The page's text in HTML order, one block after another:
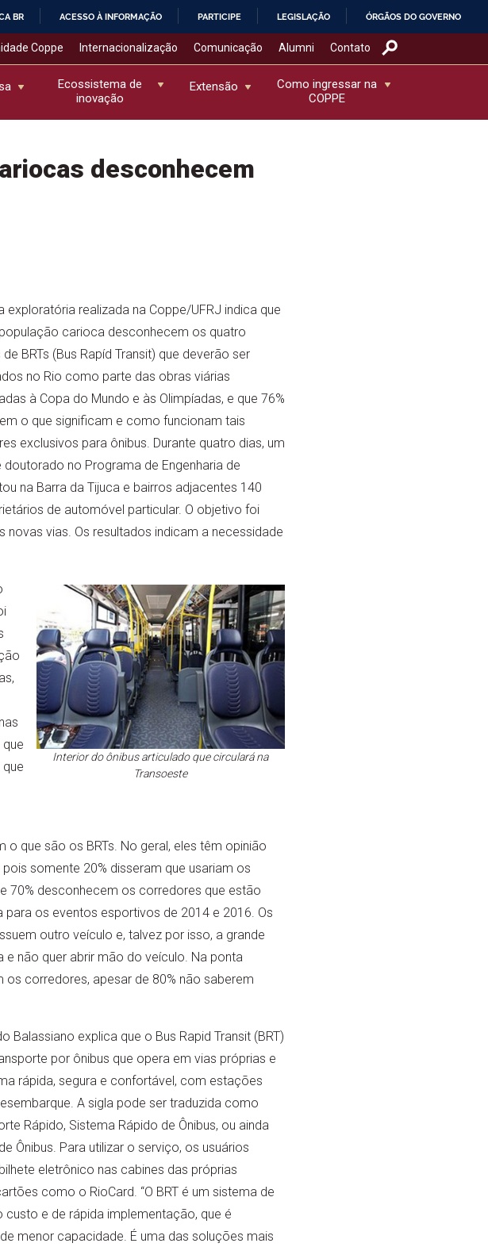
BR ACESSO À INFORMAÇÃO PARTICIPE LEGISLAÇÃO ÓRGÃOS DO GOVERNO
Coppe Internacionalização Comunicação Alumni Contato
Ecossistema de
inovação
Extensão
Como ingressar na
COPPE
desconhecem
exploratória realizada na Coppe/UFRJ indica que
carioca desconhecem os quatro
BRTs (Bus Rapíd Transit) que deverão ser
no Rio como parte das obras viárias
à Copa do Mundo e às Olimpíadas, e que 76%
o que significam e como funcionam tais
exclusivos para ônibus. Durante quatro dias, um
doutorado no Programa de Engenharia de
na Barra da Tijuca e bairros adjacentes 140
de automóvel particular. O objetivo foi
vias. Os resultados indicam a necessidade
Interior do ônibus articulado que circulará na
Transoeste
que são os BRTs. No geral, eles têm opinião
somente 20% disseram que usariam os
70% desconhecem os corredores que estão
os eventos esportivos de 2014 e 2016. Os
outro veículo e, talvez por isso, a grande
não quer abrir mão do veículo. Na ponta
corredores, apesar de 80% não saberem
Balassiano explica que o Bus Rapid Transit (BRT)
por ônibus que opera em vias próprias e
rápida, segura e confortável, com estações
A sigla pode ser traduzida como
Rápido, Sistema Rápido de Ônibus, ou ainda
Ônibus. Para utilizar o serviço, os usuários
eletrônico nas cabines das próprias
como o RioCard. “O BRT é um sistema de
custo e de rápida implementação, que é
menor capacidade. É uma das soluções mais